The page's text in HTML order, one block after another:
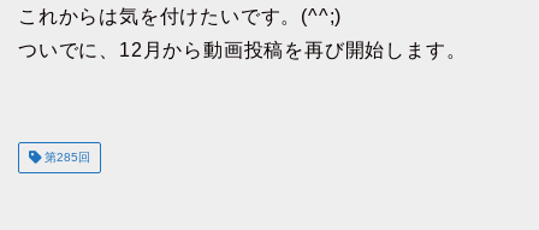
これからは気を付けたいです。(^^;)
ついでに、12月から動画投稿を再び開始します。
第285回